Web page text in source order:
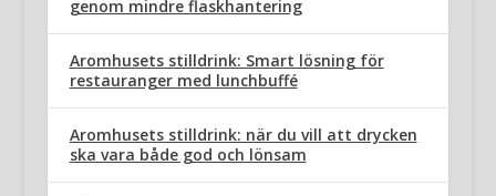
genom mindre flaskhantering
Aromhusets stilldrink: Smart lösning för
restauranger med lunchbuffé
Aromhusets stilldrink: när du vill att drycken
ska vara både god och lönsam